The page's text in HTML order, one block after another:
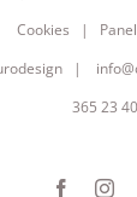
Cookies |
|
365 23 40